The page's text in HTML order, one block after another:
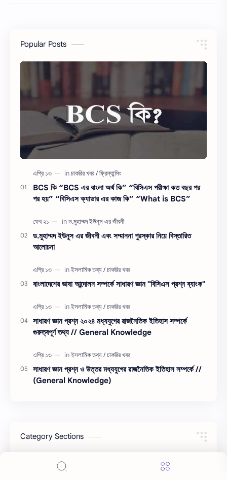
Popular Posts
BCS কি “BCS এর বাংলা অর্থ কি” “বিসিএস পরীক্ষা কত বছর পর
পর হয়” “বিসিএস ক্যাডার এর কাজ কি” “What is BCS”
ড.মুহাম্মদ ইউনূস এর জীবনী এবং সম্মাননা পুরস্কার নিয়ে বিস্তারিত
আলোচনা
বাংলাদেশের ভাষা আন্দোলন সম্পর্কে সাধারণ জ্ঞান "বিসিএস প্রশ্ন ব্যাংক"
সাধারণ জ্ঞান প্রশ্ন ২০২৪ মধ্যযুগের রাজনৈতিক ইতিহাস সম্পর্কে
গুরুত্বপূর্ণ তথ্য // General Knowledge
সাধারণ জ্ঞান প্রশ্ন ও উত্তর মধ্যযুগের রাজনৈতিক ইতিহাস সম্পর্কে //
(General Knowledge)
Category Sections
General Knowledge সরকারি বিভিন্ন সেবার তথ্য